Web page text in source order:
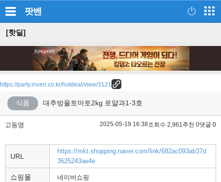
팟벤
[핫딜]
https://party.inven.co.kr/hotdeal/view/3121
식품 대추방울토마토2kg 로얄과1-3호
고동명 2025-05-19 16:38조회수 2,961추천 0댓글 0
URL
https://mkt.shopping.naver.com/link/682ac093ab37d
3625243ae4e
쇼핑몰 네이버쇼핑